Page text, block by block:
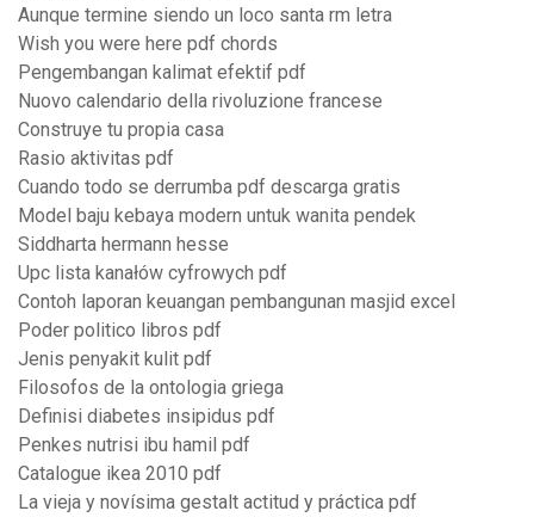
Aunque termine siendo un loco santa rm letra
Wish you were here pdf chords
Pengembangan kalimat efektif pdf
Nuovo calendario della rivoluzione francese
Construye tu propia casa
Rasio aktivitas pdf
Cuando todo se derrumba pdf descarga gratis
Model baju kebaya modern untuk wanita pendek
Siddharta hermann hesse
Upc lista kanałów cyfrowych pdf
Contoh laporan keuangan pembangunan masjid excel
Poder politico libros pdf
Jenis penyakit kulit pdf
Filosofos de la ontologia griega
Definisi diabetes insipidus pdf
Penkes nutrisi ibu hamil pdf
Catalogue ikea 2010 pdf
La vieja y novísima gestalt actitud y práctica pdf